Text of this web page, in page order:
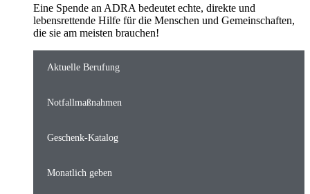
Eine Spende an ADRA bedeutet echte, direkte und
lebensrettende Hilfe für die Menschen und Gemeinschaften,
die sie am meisten brauchen!
Aktuelle Berufung
Notfallmaßnahmen
Geschenk-Katalog
Monatlich geben